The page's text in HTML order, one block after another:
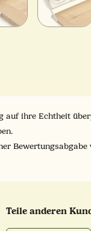
ihre Echtheit
Teile anderen